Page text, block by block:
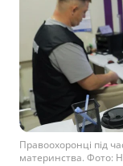
Правоохоронці під
материнства. Фото: